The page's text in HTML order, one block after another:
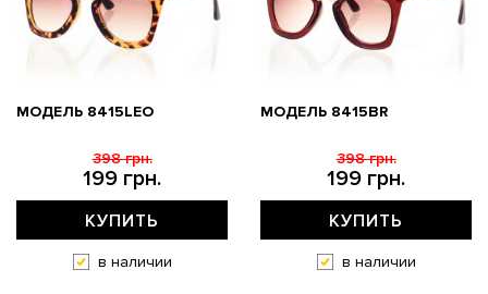
МОДЕЛЬ 8415LEO
199 грн.
398 грн.
КУПИТЬ
в наличии
МОДЕЛЬ 8415BR
199 грн.
398 грн.
КУПИТЬ
в наличии